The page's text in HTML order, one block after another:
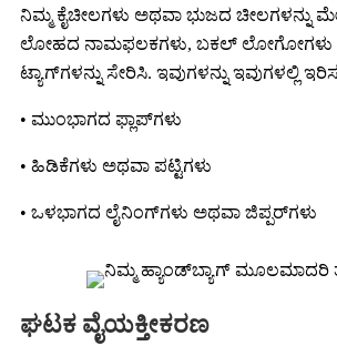
ನಿಮ್ಮ ಕೈಚೀಲಗಳು ಅಥವಾ ಭುಜದ ಚೀಲಗಳನ್ನು
ಲೋಹದ ನಾಮಫಲಕಗಳು, ಬಕಲ್ ಲೋಗೋಗಳು
ಟ್ಯಾಗ್‌ಗಳನ್ನು ಸೇರಿಸಿ. ಇವುಗಳನ್ನು ಇವುಗಳಲ್ಲಿ
• ಮುಂಭಾಗದ ಫ್ಲಾಪ್‌ಗಳು
• ಹಿಡಿಕೆಗಳು ಅಥವಾ ಪಟ್ಟಿಗಳು
• ಒಳಭಾಗದ ಲೈನಿಂಗ್‌ಗಳು ಅಥವಾ ಜಿಪ್ಪರ್‌ಗಳು
ಘಟಕ ವೈಯಕ್ತೀಕರಣ